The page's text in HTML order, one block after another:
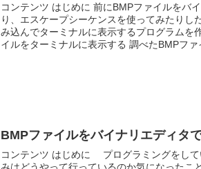
コンテンツ はじめに 前にBMPファイルをバ
り、エスケープシーケンスを使ってみたりし
み込んでターミナルに表示するプログラムを
イルをターミナルに表示する 調べたBMPファ
BMPファイルをバイナリエディタ
コンテンツ はじめに プログラミングをして
みはどうやって行っているのか気になったこ